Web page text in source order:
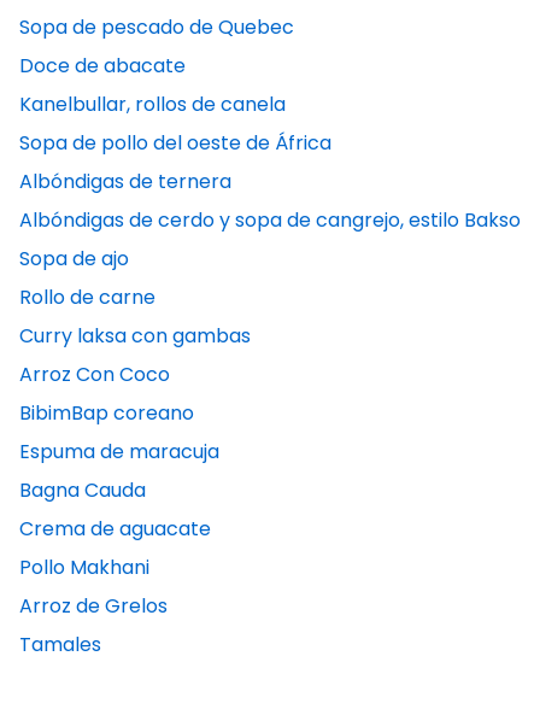
Sopa de pescado de Quebec
Doce de abacate
Kanelbullar, rollos de canela
Sopa de pollo del oeste de África
Albóndigas de ternera
Albóndigas de cerdo y sopa de cangrejo, estilo Bakso
Sopa de ajo
Rollo de carne
Curry laksa con gambas
Arroz Con Coco
BibimBap coreano
Espuma de maracuja
Bagna Cauda
Crema de aguacate
Pollo Makhani
Arroz de Grelos
Tamales